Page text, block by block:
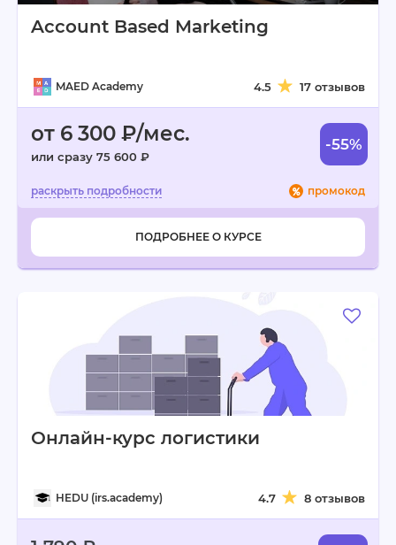
Account Based Marketing
MAED Academy 4.5 17 отзывов
от 6 300 ₽/мес.
или сразу 75 600 ₽
-55%
промокод
ПОДРОБНЕЕ О КУРСЕ
Онлайн-курс логистики
HEDU (irs.academy) 4.7 8 отзывов